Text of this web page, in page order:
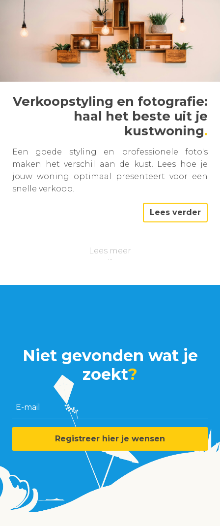
Verkoopstyling en fotografie:
haal het beste uit je
kustwoning
Een goede styling en professionele foto's
maken het verschil aan de kust. Lees hoe je
jouw woning optimaal presenteert voor een
snelle verkoop.
Lees verder
Lees meer
Niet gevonden wat je
zoekt?
E-mail
Registreer hier je wensen